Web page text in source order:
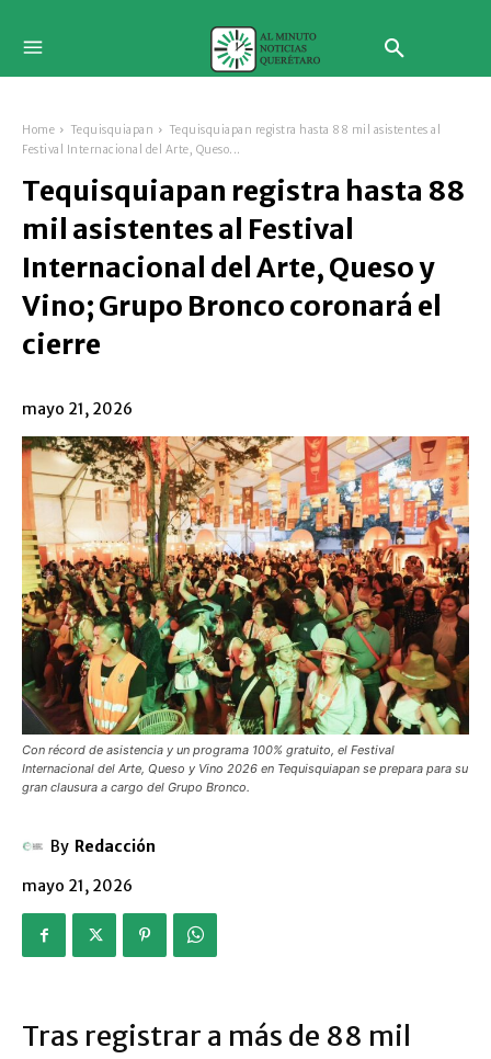
Home Tequisquiapan
Tequisquiapan registra hasta 88 mil asistentes al
Festival Internacional del Arte, Queso...
Tequisquiapan registra hasta 88
mil asistentes al Festival
Internacional del Arte, Queso y
Vino; Grupo Bronco coronará el
cierre
mayo 21, 2026
Con récord de asistencia y un programa 100% gratuito, el Festival
Internacional del Arte, Queso y Vino 2026 en Tequisquiapan se prepara para su
gran clausura a cargo del Grupo Bronco.
By Redacción
mayo 21, 2026
Tras registrar a más de 88 mil